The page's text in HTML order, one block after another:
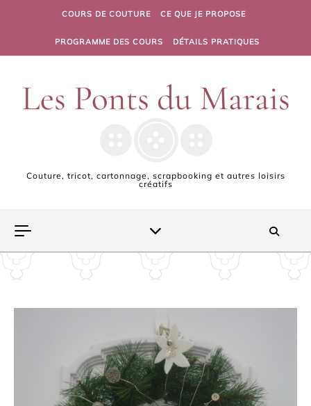
Skip to contentCOURS DE COUTURE CE QUE JE PROPOSE
PROGRAMME DES COURS DÉTAILS PRATIQUES
Couture, tricot, cartonnage, scrapbooking et autres loisirs
créatifs